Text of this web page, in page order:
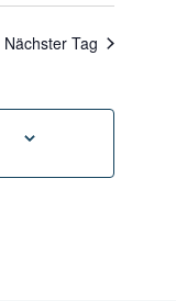
Nächster Tag